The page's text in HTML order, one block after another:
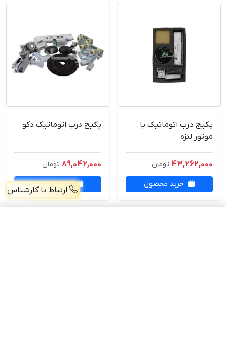
پکیج درب اتوماتیک با
موتور لنزه
43,262,000 تومان
خرید محصول
پکیج درب اتوماتیک دکو
89,042,000 تومان
خرید محصول
ارتباط با کارشناس